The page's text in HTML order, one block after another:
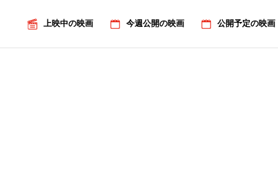
上映中の映画 今週公開の映画 公開予定の映画